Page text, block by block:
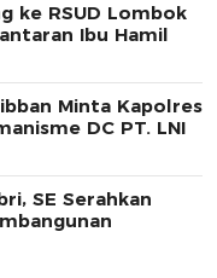
ke RSUD Lombok
Ibu Hamil
Minta Kapolres
DC PT. LNI
SE Serahkan